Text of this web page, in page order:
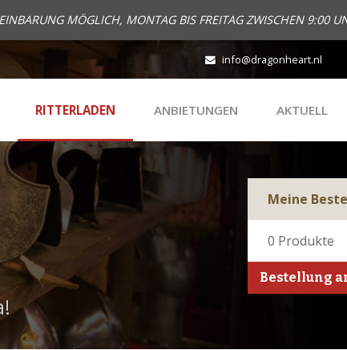
MÖGLICH, MONTAG BIS FREITAG ZWISCHEN 9:00
info@dragonheart.nl
RITTERLADEN ANBIETUNGEN AKTUELL
Meine
0 Produkte
Bestellung